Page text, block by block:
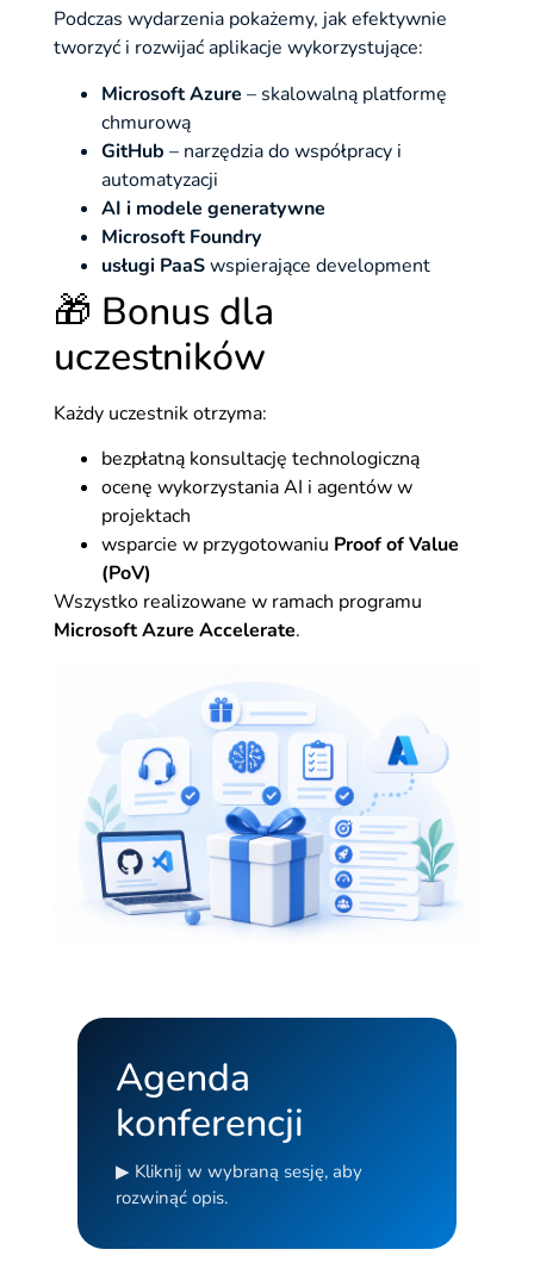
Podczas wydarzenia pokażemy, jak efektywnie
tworzyć i rozwijać aplikacje wykorzystujące:
Microsoft Azure – skalowalną platformę
chmurową
GitHub – narzędzia do współpracy i
automatyzacji
AI i modele generatywne
Microsoft Foundry
usługi PaaSwspierające development
🎁 Bonus dla
uczestników
Każdy uczestnik otrzyma:
bezpłatną konsultację technologiczną
ocenę wykorzystania AI i agentów w
projektach
wsparcie w przygotowaniu Proof of Value
(PoV)
Wszystko realizowane w ramach programu
Microsoft Azure Accelerate.
Agenda
konferencji
▶ Kliknij w wybraną sesję, aby
rozwinąć opis.